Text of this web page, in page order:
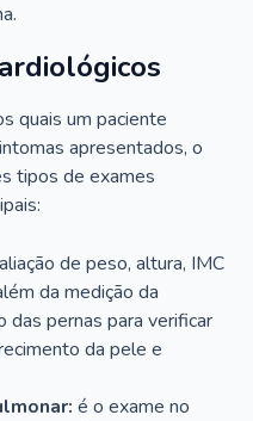
quais um paciente
apresentados, o
tipos de exames
de peso, altura, IMC
da medição da
das pernas para verificar
da pele e
é o exame no